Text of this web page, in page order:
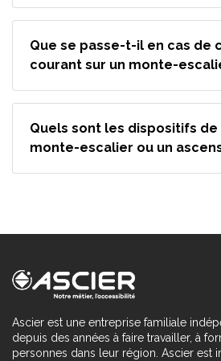
Que se passe-t-il en cas de
courant sur un monte-
Quels sont les dispositifs
monte-escalier ou un
Ascier est une entreprise familiale
depuis des années à faire travailler, à
personnes dans leur région. Ascier est